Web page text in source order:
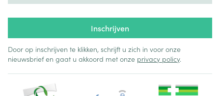
Inschrijven
Door op inschrijven te klikken, schrijft u zich in voor onze
nieuwsbrief en gaat u akkoord met onze privacy policy.